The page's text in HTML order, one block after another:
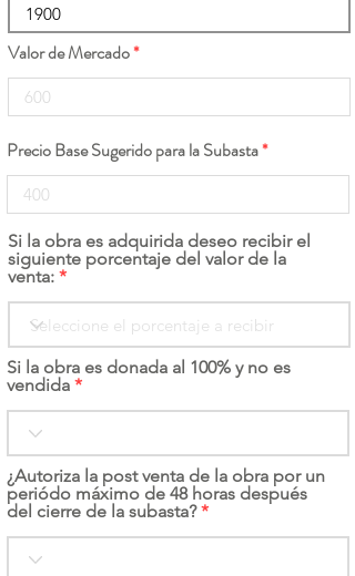
Valor de Mercado
Precio Base Sugerido para la Subasta
Si la obra es adquirida deseo recibir el
siguiente porcentaje del valor de la
venta:
Si la obra es donada al 100% y no es
vendida
¿Autoriza la post venta de la obra por un
periódo máximo de 48 horas después
del cierre de la subasta?